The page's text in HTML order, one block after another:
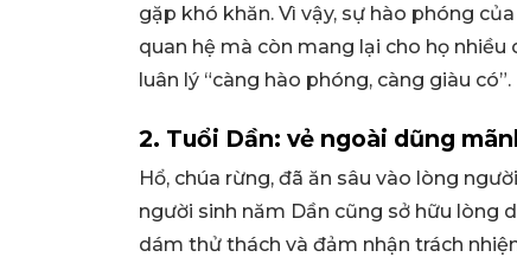
gặp khó khăn. Vì vậy, sự hào phóng
quan hệ mà còn mang lại cho họ
luân lý “càng hào phóng, càng giàu có”.
2. Tuổi Dần: vẻ ngoài dũng
Hổ, chúa rừng, đã ăn sâu vào lòng
người sinh năm Dần cũng sở hữu lòng
dám thử thách và đảm nhận trách